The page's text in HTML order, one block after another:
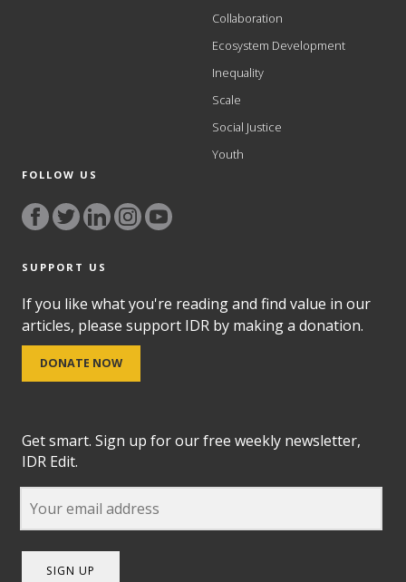
Collaboration
Ecosystem Development
Inequality
Scale
Social Justice
Youth
FOLLOW US
SUPPORT US
If you like what you're reading and find value in our
articles, please support IDR by making a donation.
DONATE NOW
Get smart. Sign up for our free weekly newsletter,
IDR Edit.
SIGN UP